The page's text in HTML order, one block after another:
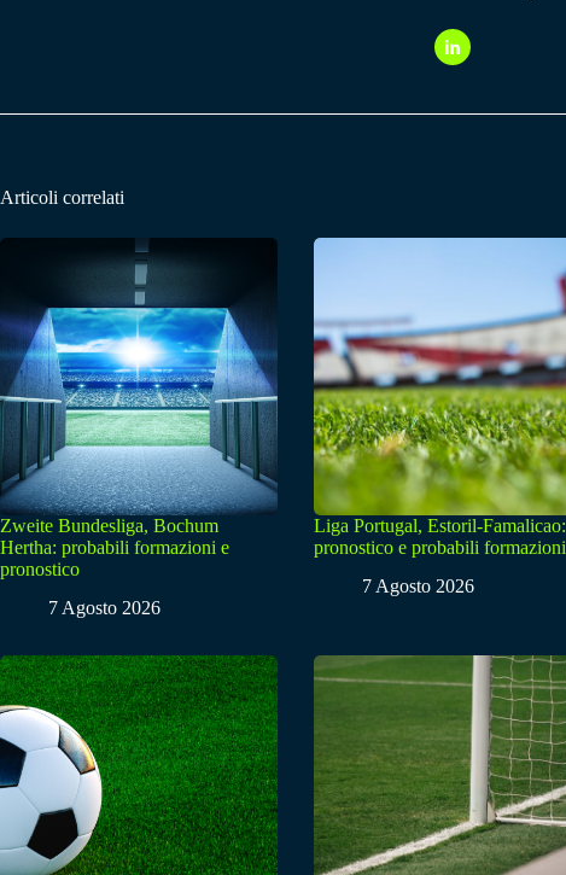
Articoli correlati
Zweite Bundesliga, Bochum
Hertha: probabili formazioni e
pronostico
7 Agosto 2026
Liga Portugal, Estoril-Famalicao:
pronostico e probabili formazioni
7 Agosto 2026